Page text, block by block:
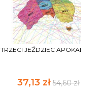
TRZECI JEŹDZIEC APOKALIPSY
37,13 zł54,60 zł